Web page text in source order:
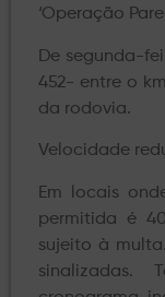
‘Operação Pare
De segunda-
452- entre o
da rodovia.
Velocidade
Em locais
permitida é
sujeito à
sinalizadas.